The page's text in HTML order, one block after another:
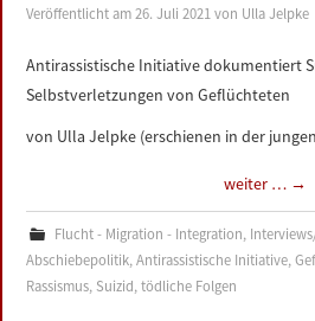
Veröffentlicht am26. Juli 2021 von Ulla Jelpke
Antirassistische Initiative dokumentiert
Selbstverletzungen von Geflüchteten
von Ulla Jelpke (erschienen in der
weiter … →
Flucht - Migration - Integration,
Abschiebepolitik,Antirassistische Initiative,
Rassismus, Suizid,tödliche Folgen